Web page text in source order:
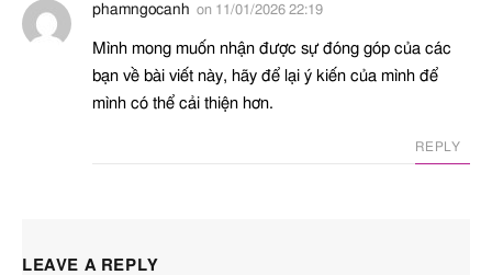
phamngocanh on 11/01/2026 22:19
Mình mong muốn nhận được sự đóng góp của các
bạn về bài viết này, hãy để lại ý kiến của mình để
mình có thể cải thiện hơn.
REPLY
LEAVE A REPLY